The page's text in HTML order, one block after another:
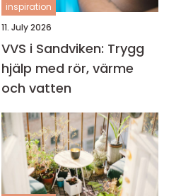
inspiration
11. July 2026
VVS i Sandviken: Trygg
hjälp med rör, värme
och vatten